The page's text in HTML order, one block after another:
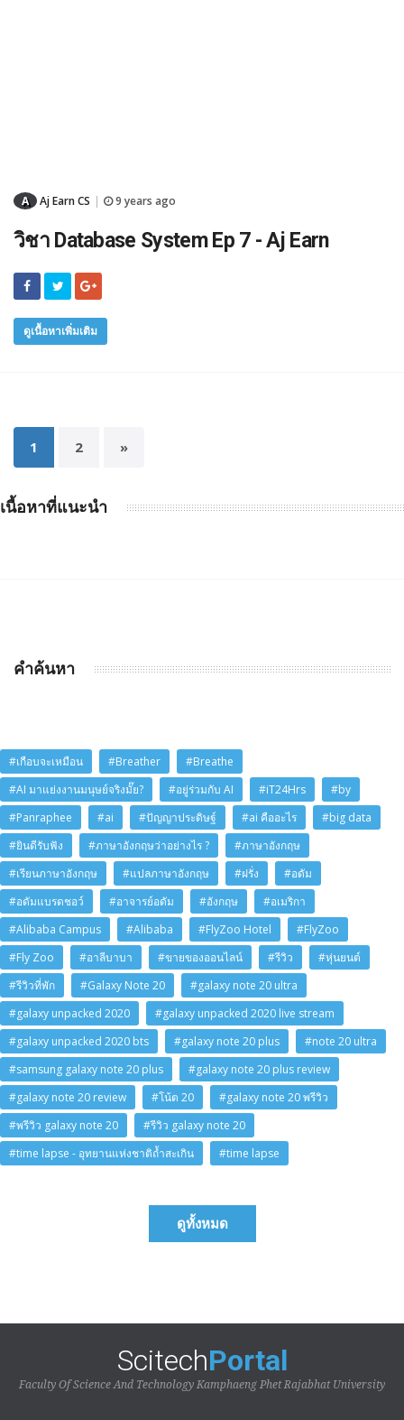
A Aj Earn CS 9 years ago
วิชา Database System Ep 7 - Aj Earn
ดูเนื้อหาเพิ่มเติม
1 2 »
เนื้อหาที่แนะนำ
คำค้นหา
#เกือบจะเหมือน #Breather
#Breathe
#AI มาแย่งงานมนุษย์จริงมั๊ย?
#อยู่ร่วมกับ AI #iT24Hrs
#by
#Panraphee
#ai #ปัญญาประดิษฐ์ #ai คืออะไร
#big data
#ยินดีรับฟัง
#ภาษาอังกฤษว่าอย่างไร ?
#ภาษาอังกฤษ
#เรียนภาษาอังกฤษ
#แปลภาษาอังกฤษ #ฝรั่ง
#อดัม
#อดัมแบรดชอว์
#อาจารย์อดัม #อังกฤษ
#อเมริกา
#Alibaba Campus
#Alibaba #FlyZoo Hotel
#FlyZoo
#Fly Zoo
#อาลีบาบา #ขายของออนไลน์ #รีวิว
#หุ่นยนต์
#รีวิวที่พัก
#Galaxy Note 20
#galaxy note 20 ultra
#galaxy unpacked 2020
#galaxy unpacked 2020 live stream
#galaxy unpacked 2020 bts
#galaxy note 20 plus
#note 20 ultra
#samsung galaxy note 20 plus
#galaxy note 20 plus review
#galaxy note 20 review
#โน้ต 20
#galaxy note 20 พรีวิว
#พรีวิว galaxy note 20
#รีวิว galaxy note 20
#time lapse - อุทยานแห่งชาติถ้ำสะเกิน
#time lapse
ดูทั้งหมด
ScitechPortal
Faculty Of Science And Technology Kamphaeng Phet Rajabhat University